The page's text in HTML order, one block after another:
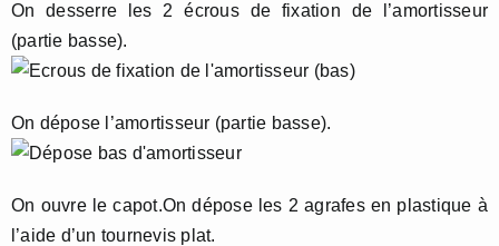
On desserre les 2 écrous de fixation de l’amortisseur
(partie basse).
On dépose l’amortisseur (partie basse).
On ouvre le capot.On dépose les 2 agrafes en plastique à
l’aide d’un tournevis plat.